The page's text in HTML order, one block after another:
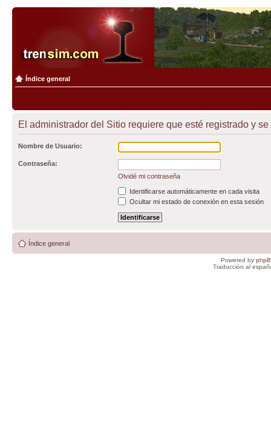
Índice general
El administrador del Sitio requiere que esté registrado y
Nombre de Usuario:
Contraseña:
Olvidé mi contraseña
Identificarse automáticamente en cada visita
Ocultar mi estado de conexión en esta sesión
Índice general
Powered by
Traducción al